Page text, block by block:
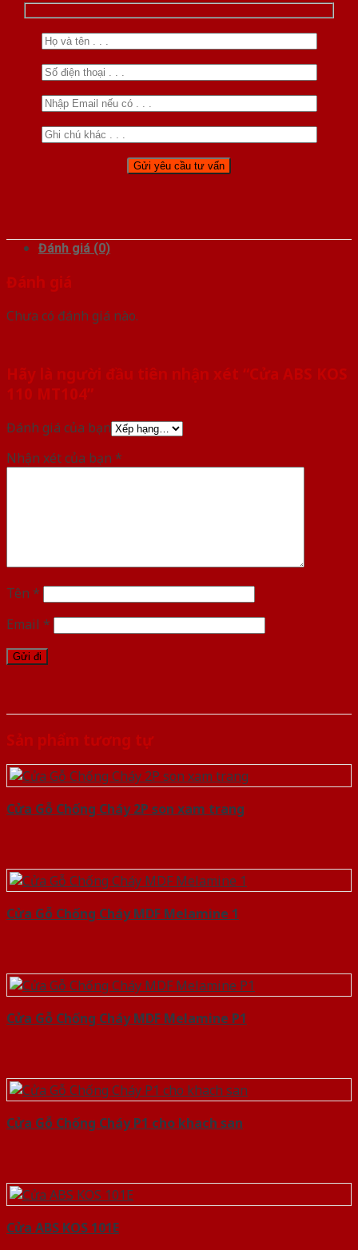
Đánh giá (0)
Đánh giá
Chưa có đánh giá nào.
Hãy là người đầu tiên nhận xét “Cửa ABS KOS
110 MT104”
Đánh giá của bạn
Nhận xét của bạn *
Tên *
Email *
Sản phẩm tương tự
Cửa Gỗ Chống Cháy 2P son xam trang
Cửa Gỗ Chống Cháy MDF Melamine 1
Cửa Gỗ Chống Cháy MDF Melamine P1
Cửa Gỗ Chống Cháy P1 cho khach san
Cửa ABS KOS 101E